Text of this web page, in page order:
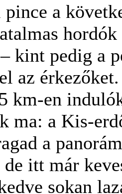
pince a
kint pedig a
az
km-en
ma: a Kis-
a
de itt már
sokan